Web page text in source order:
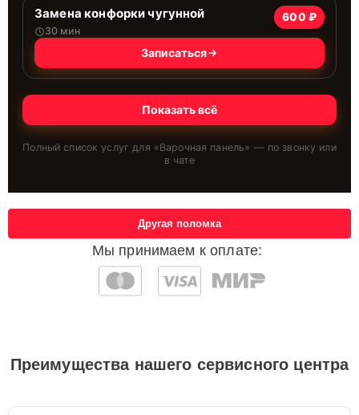
Замена конфорки чугунной
30 мин
600 ₽
Записаться
Показать всё
Полный список услуг для «Варочная панель» — по звонку или
в чате
Мы принимаем к оплате:
Другая поломка
Преимущества нашего сервисного центра